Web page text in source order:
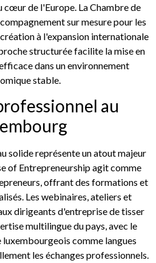
cœur de l'Europe. La Chambre de
sur mesure pour les
à l'expansion internationale
structurée facilite la mise en
dans un environnement
stable.
au
solide représente un atout majeur
of Entrepreneurship agit comme
offrant des formations et
Les webinaires, ateliers et
dirigeants d'entreprise de tisser
multilingue du pays, avec le
comme langues
les échanges professionnels.